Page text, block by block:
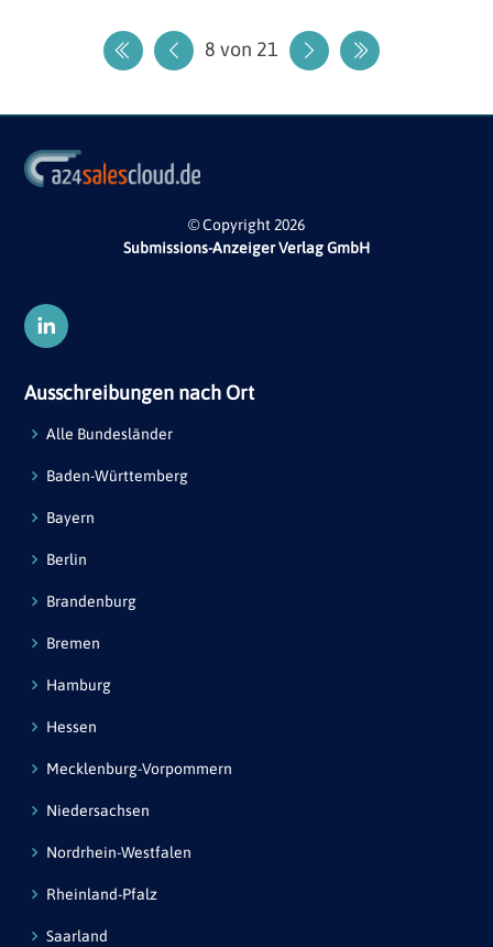
Erste SeiteVorherige Seite
8 von 21 Nächste Seite
Letzte Seite
© Copyright 2026
Submissions-Anzeiger Verlag GmbH
Ausschreibungen nach Ort
Alle Bundesländer
Baden-Württemberg
Bayern
Berlin
Brandenburg
Bremen
Hamburg
Hessen
Mecklenburg-Vorpommern
Niedersachsen
Nordrhein-Westfalen
Rheinland-Pfalz
Saarland